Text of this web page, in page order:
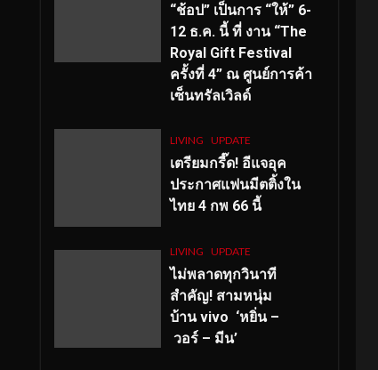
“ช้อป” เป็นการ “ให้” 6-
12 ธ.ค. นี้ ที่ งาน “The
Royal Gift Festival
ครั้งที่ 4” ณ ศูนย์การค้า
เซ็นทรัลเวิลด์
LIVING UPDATE
เตรียมกรี๊ด! อีแจอุค
ประกาศแฟนมีตติ้งใน
ไทย 4 กพ 66 นี้
LIVING UPDATE
ไม่พลาดทุกวินาที
สำคัญ! สามหนุ่ม
บ้าน vivo ‘หยิ่น –
วอร์ – มีน’